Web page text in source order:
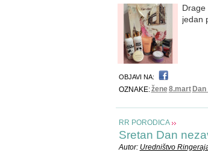
Drage
jedan
OBJAVI NA:
OZNAKE:žene8.mart Dan
RR PORODICA
Sretan Dan
Autor: Uredništvo